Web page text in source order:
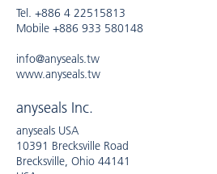
Tel. +886 4 22515813
Mobile +886 933 580148
info@anyseals.tw
www.anyseals.tw
anyseals Inc.
anyseals USA
10391 Brecksville Road
Brecksville, Ohio 44141